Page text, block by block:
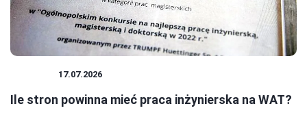
17.07.2026
Ile stron powinna mieć praca inżynierska na WAT?